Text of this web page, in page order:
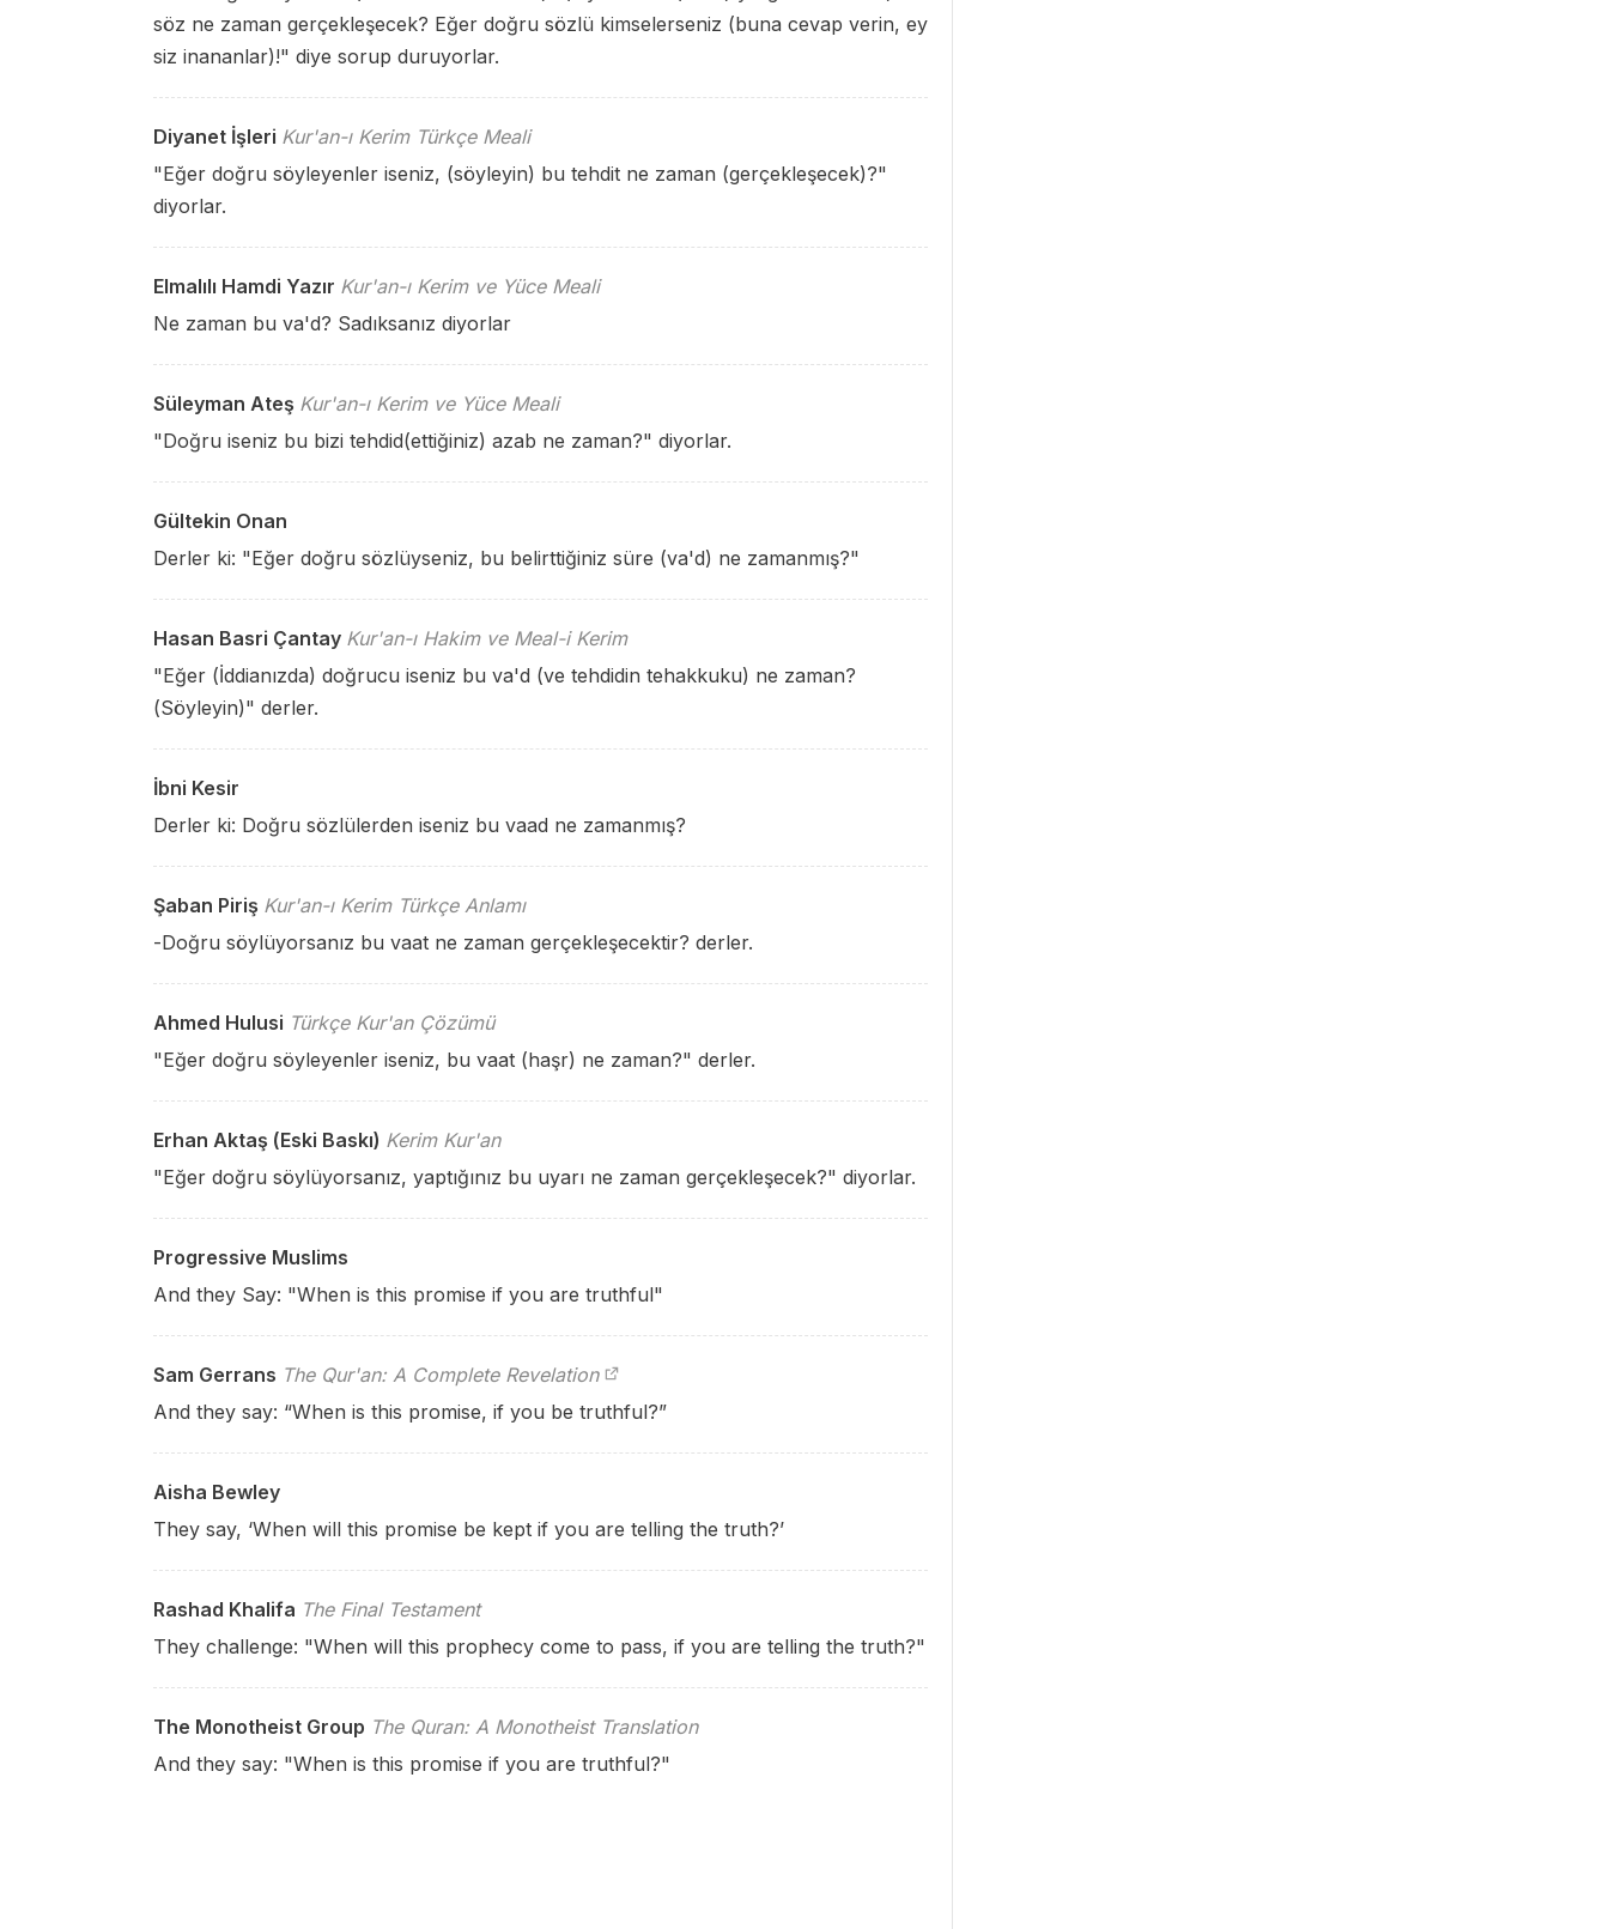
söz ne zaman gerçekleşecek? Eğer doğru sözlü kimselerseniz (buna cevap verin, ey
siz inananlar)!" diye sorup duruyorlar.
Diyanet İşleri Kur'an-ı Kerim Türkçe Meali
"Eğer doğru söyleyenler iseniz, (söyleyin) bu tehdit ne zaman (gerçekleşecek)?"
diyorlar.
Elmalılı Hamdi Yazır Kur'an-ı Kerim ve Yüce Meali
Ne zaman bu va'd? Sadıksanız diyorlar
Süleyman Ateş Kur'an-ı Kerim ve Yüce Meali
"Doğru iseniz bu bizi tehdid(ettiğiniz) azab ne zaman?" diyorlar.
Gültekin Onan
Derler ki: "Eğer doğru sözlüyseniz, bu belirttiğiniz süre (va'd) ne zamanmış?"
Hasan Basri Çantay Kur'an-ı Hakim ve Meal-i Kerim
"Eğer (İddianızda) doğrucu iseniz bu va'd (ve tehdidin tehakkuku) ne zaman?
(Söyleyin)" derler.
İbni Kesir
Derler ki: Doğru sözlülerden iseniz bu vaad ne zamanmış?
Şaban Piriş Kur'an-ı Kerim Türkçe Anlamı
-Doğru söylüyorsanız bu vaat ne zaman gerçekleşecektir? derler.
Ahmed Hulusi Türkçe Kur'an Çözümü
"Eğer doğru söyleyenler iseniz, bu vaat (haşr) ne zaman?" derler.
Erhan Aktaş (Eski Baskı) Kerim Kur'an
"Eğer doğru söylüyorsanız, yaptığınız bu uyarı ne zaman gerçekleşecek?" diyorlar.
Progressive Muslims
And they Say: "When is this promise if you are truthful"
Sam Gerrans The Qur'an: A Complete Revelation
And they say: “When is this promise, if you be truthful?”
Aisha Bewley
They say, ‘When will this promise be kept if you are telling the truth?’
Rashad Khalifa The Final Testament
They challenge: "When will this prophecy come to pass, if you are telling the truth?"
The Monotheist Group The Quran: A Monotheist Translation
And they say: "When is this promise if you are truthful?"